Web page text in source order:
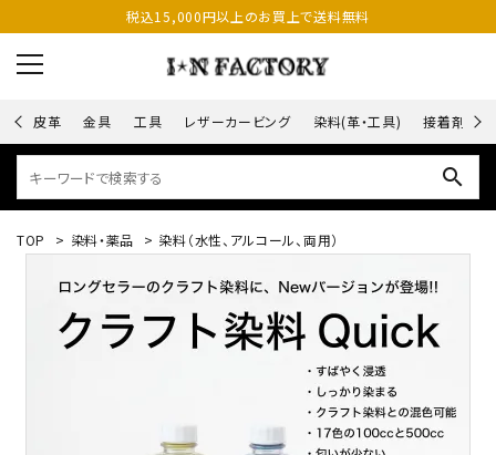
税込15,000円以上のお買上で送料無料
皮革 金具 工具 レザーカービング 染料(革・工具) 接着剤
search
TOP > 染料・薬品 > 染料（水性、アルコール、両用）